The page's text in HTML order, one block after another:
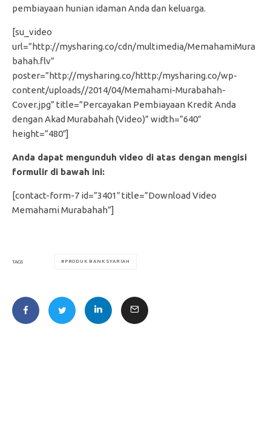
pembiayaan hunian idaman Anda dan keluarga.
[su_video
url=”http://mysharing.co/cdn/multimedia/MemahamiMura
bahah.flv”
poster=”http://mysharing.co/htttp:/mysharing.co/wp-
content/uploads//2014/04/Memahami-Murabahah-
Cover.jpg” title=”Percayakan Pembiayaan Kredit Anda
dengan Akad Murabahah (Video)” width=”640″
height=”480″]
Anda dapat mengunduh video di atas dengan mengisi
formulir di bawah ini:
[contact-form-7 id=”3401″ title=”Download Video
Memahami Murabahah”]
TAGS PRODUK BANK SYARIAH